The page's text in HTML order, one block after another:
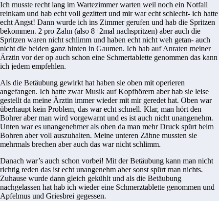
Ich musste recht lang im Wartezimmer warten weil noch ein Notfall
reinkam und hab echt voll gezittert und mir war echt schlecht- ich hatte
echt Angst! Dann wurde ich ins Zimmer gerufen und hab die Spritzen
bekommen. 2 pro Zahn (also 8+2mal nachspritzen) aber auch die
Spritzen waren nicht schlimm und haben echt nicht weh getan- auch
nicht die beiden ganz hinten in Gaumen. Ich hab auf Anraten meiner
Ärztin vor der op auch schon eine Schmertablette genommen das kann
ich jedem empfehlen.
Als die Betäubung gewirkt hat haben sie oben mit operieren
angefangen. Ich hatte zwar Musik auf Kopfhörern aber hab sie leise
gestellt da meine Ärztin immer wieder mit mir geredet hat. Oben war
überhaupt kein Problem, das war echt schnell. Klar, man hört den
Bohrer aber man wird vorgewarnt und es ist auch nicht unangenehm.
Unten war es unangenehmer als oben da man mehr Druck spürt beim
Bohren aber voll auszuhalten. Meine unteren Zähne mussten sie
mehrmals brechen aber auch das war nicht schlimm.
Danach war’s auch schon vorbei! Mit der Betäubung kann man nicht
richtig reden das ist echt unangenehm aber sonst spürt man nichts.
Zuhause wurde dann gleich gekühlt und als die Betäubung
nachgelassen hat hab ich wieder eine Schmerztablette genommen und
Apfelmus und Griesbrei gegessen.